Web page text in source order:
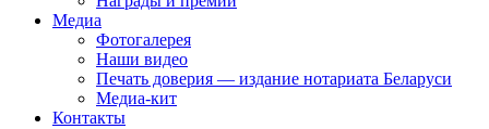
Медиа
Фотогалерея
Наши видео
Печать доверия — издание нотариата Беларуси
Медиа-кит
Контакты